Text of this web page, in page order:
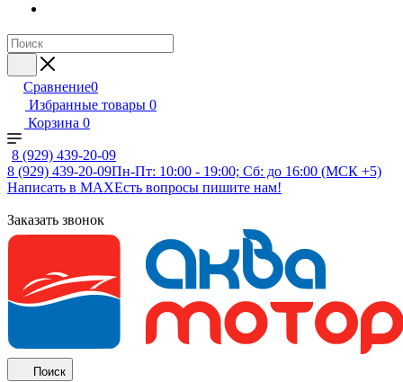
Сравнение0
Избранные товары 0
Корзина 0
8 (929) 439-20-09
8 (929) 439-20-09Пн-Пт: 10:00 - 19:00; Сб: до 16:00 (МСК +5)
Написать в MAXЕсть вопросы пишите нам!
Заказать звонок
Поиск